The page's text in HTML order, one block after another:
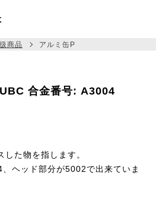
事業紹介
会社情報
商品 アルミ缶P
合金番号: A3004
た物を指します。
ヘッド部分が5002で出来ていま